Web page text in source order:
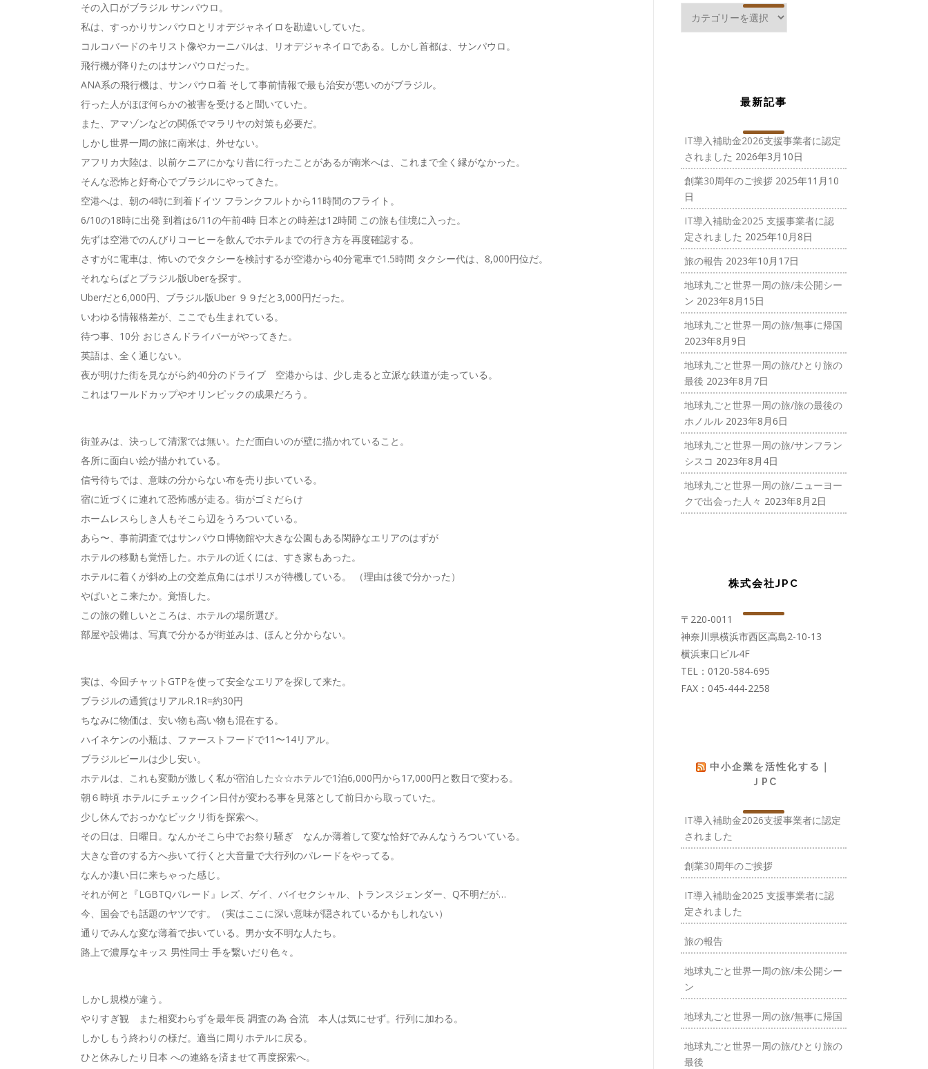
その入口がブラジル サンパウロ。
私は、すっかりサンパウロとリオデジャネイロを勘違いしていた。
コルコバードのキリスト像やカーニバルは、リオデジャネイロである。しかし首都は、サンパウロ。
飛行機が降りたのはサンパウロだった。
ANA系の飛行機は、サンパウロ着 そして事前情報で最も治安が悪いのがブラジル。
行った人がほぼ何らかの被害を受けると聞いていた。
また、アマゾンなどの関係でマラリヤの対策も必要だ。
しかし世界一周の旅に南米は、外せない。
アフリカ大陸は、以前ケニアにかなり昔に行ったことがあるが南米へは、これまで全く縁がなかった。
そんな恐怖と好奇心でブラジルにやってきた。
空港へは、朝の4時に到着ドイツ フランクフルトから11時間のフライト。
6/10の18時に出発 到着は6/11の午前4時 日本との時差は12時間 この旅も佳境に入った。
先ずは空港でのんびりコーヒーを飲んでホテルまでの行き方を再度確認する。
さすがに電車は、怖いのでタクシーを検討するが空港から40分電車で1.5時間 タクシー代は、8,000円位だ。
それならばとブラジル版Uberを探す。
Uberだと6,000円、ブラジル版Uber ９９だと3,000円だった。
いわゆる情報格差が、ここでも生まれている。
待つ事、10分 おじさんドライバーがやってきた。
英語は、全く通じない。
夜が明けた街を見ながら約40分のドライブ 空港からは、少し走ると立派な鉄道が走っている。
これはワールドカップやオリンピックの成果だろう。
街並みは、決っして清潔では無い。ただ面白いのが壁に描かれていること。
各所に面白い絵が描かれている。
信号待ちでは、意味の分からない布を売り歩いている。
宿に近づくに連れて恐怖感が走る。街がゴミだらけ
ホームレスらしき人もそこら辺をうろついている。
あら〜、事前調査ではサンパウロ博物館や大きな公園もある閑静なエリアのはずが
ホテルの移動も覚悟した。ホテルの近くには、すき家もあった。
ホテルに着くが斜め上の交差点角にはポリスが待機している。 （理由は後で分かった）
やばいとこ来たか。覚悟した。
この旅の難しいところは、ホテルの場所選び。
部屋や設備は、写真で分かるが街並みは、ほんと分からない。
実は、今回チャットGTPを使って安全なエリアを探して来た。
ブラジルの通貨はリアルR.1R=約30円
ちなみに物価は、安い物も高い物も混在する。
ハイネケンの小瓶は、ファーストフードで11〜14リアル。
ブラジルビールは少し安い。
ホテルは、これも変動が激しく私が宿泊した☆☆ホテルで1泊6,000円から17,000円と数日で変わる。
朝６時頃 ホテルにチェックイン日付が変わる事を見落として前日から取っていた。
少し休んでおっかなビックリ街を探索へ。
その日は、日曜日。なんかそこら中でお祭り騒ぎ なんか薄着して変な恰好でみんなうろついている。
大きな音のする方へ歩いて行くと大音量で大行列のパレードをやってる。
なんか凄い日に来ちゃった感じ。
それが何と『LGBTQパレード』レズ、ゲイ、バイセクシャル、トランスジェンダー、Q不明だが…
今、国会でも話題のヤツです。（実はここに深い意味が隠されているかもしれない）
通りでみんな変な薄着で歩いている。男か女不明な人たち。
路上で濃厚なキッス 男性同士 手を繋いだり色々。
しかし規模が違う。
やりすぎ観 また相変わらずを最年長 調査の為 合流 本人は気にせず。行列に加わる。
しかしもう終わりの様だ。適当に周りホテルに戻る。
ひと休みしたり日本 への連絡を済ませて再度探索へ。
最新記事
IT導入補助金2026支援事業者に認定
されました 2026年3月10日
創業30周年のご挨拶 2025年11月10
日
IT導入補助金2025 支援事業者に認
定されました 2025年10月8日
旅の報告 2023年10月17日
地球丸ごと世界一周の旅/未公開シー
ン 2023年8月15日
地球丸ごと世界一周の旅/無事に帰国
2023年8月9日
地球丸ごと世界一周の旅/ひとり旅の
最後 2023年8月7日
地球丸ごと世界一周の旅/旅の最後の
ホノルル 2023年8月6日
地球丸ごと世界一周の旅/サンフラン
シスコ 2023年8月4日
地球丸ごと世界一周の旅/ニューヨー
クで出会った人々 2023年8月2日
株式会社JPC
〒220-0011
神奈川県横浜市西区高島2-10-13
横浜東口ビル4F
TEL：0120-584-695
FAX：045-444-2258
中小企業を活性化する｜
ＪPC
IT導入補助金2026支援事業者に認定
されました
創業30周年のご挨拶
IT導入補助金2025 支援事業者に認
定されました
旅の報告
地球丸ごと世界一周の旅/未公開シー
ン
地球丸ごと世界一周の旅/無事に帰国
地球丸ごと世界一周の旅/ひとり旅の
最後